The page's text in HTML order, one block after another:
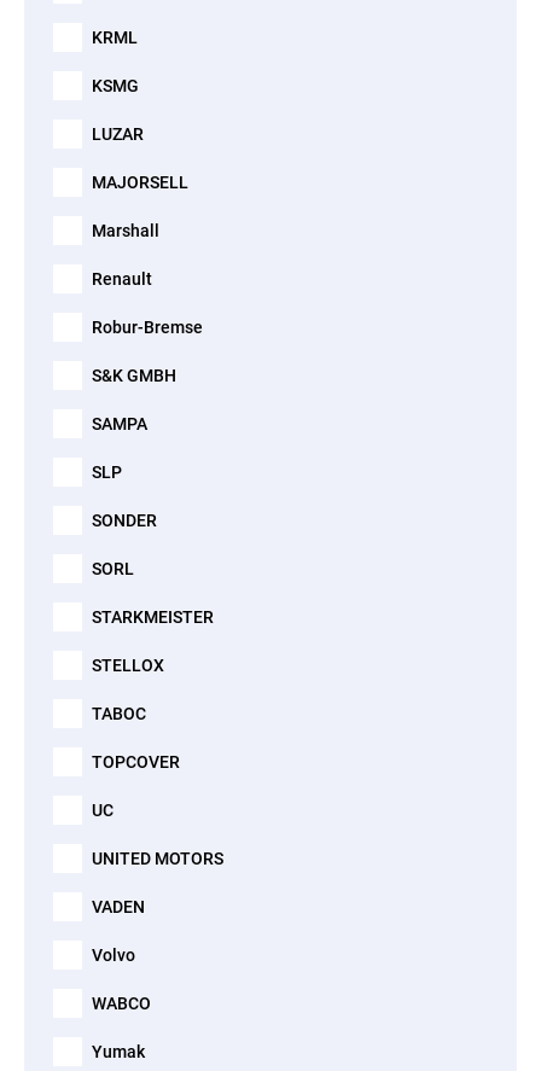
KRML
KSMG
LUZAR
MAJORSELL
Marshall
Renault
Robur-Bremse
S&K GMBH
SAMPA
SLP
SONDER
SORL
STARKMEISTER
STELLOX
TABOC
TOPCOVER
UC
UNITED MOTORS
VADEN
Volvo
WABCO
Yumak